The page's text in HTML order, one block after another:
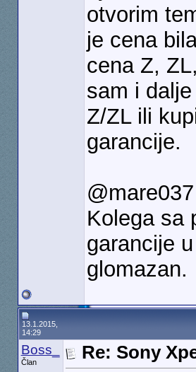
otvorim
je cena
cena Z,
sam i
Z/ZL ili
garancije.
@mare037
Kolega sa
garancije
glomazan.
13.1.2015,
14:29
Boss_
Član
Re: Sony